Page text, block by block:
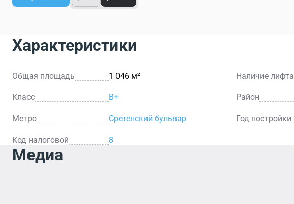
Характеристики
Общая площадь 1 046 м² Наличие лифта
Класс B+ Район
Метро Сретенский бульвар Год постройки
Код налоговой 8
Медиа